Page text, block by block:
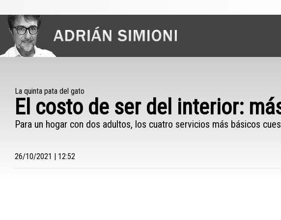
La quinta pata del gato
El costo de ser del interior:
Para un hogar con dos adultos, los cuatro servicios más básicos
26/10/2021 | 12:52